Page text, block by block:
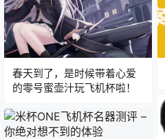
春天到了，是时候带着心爱
的零号蜜壶汁玩飞机杯啦！